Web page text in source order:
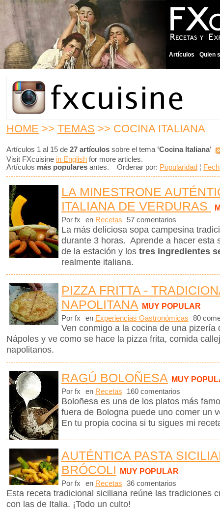
Artículos Quien
HOME >> TEMAS >> COCINA ITALIANA
Artículos 1 al 15 de 27 artículos sobre el tema ‘Cocina Italiana’
Visit FXcuisine in English for more articles.
Artículos más populares antes. Ordenar por: Popularidad ¦
LA MINESTRONE
ITALIANA DE VERDURAS
Por fx en Recetas 57 comentarios
La más deliciosa sopa campesina
durante 3 horas. Aprende a hacer esta
de la estación y los tres ingredientes
realmente italiana.
PIZZA FRITTA -
NAPOLITANA MUY POPULAR
Por fx en Experiencias Gastronómicas 80
Ven conmigo a la cocina de una pizería
Nápoles y ve como se hace la pizza frita, comida
napolitanos.
RAGÚ BOLOÑESA MUY
Por fx en Recetas 160 comentarios
Boloñesa es una de los platos más
fuera de Bologna puede uno comer un
En tu propia cocina si tu sigues mi
AUTÉNTICA PASTA
BRÓCOLI
MUY POPULAR
Por fx en Recetas 36 comentarios
Esta receta tradicional siciliana reúne las tradiciones
con las de Italia. ¡Todo un culto!